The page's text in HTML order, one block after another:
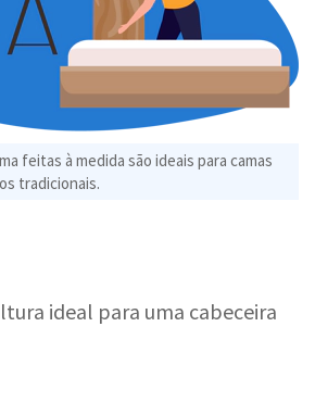
feitas à medida são ideais para camas
tradicionais.
ideal para uma cabeceira